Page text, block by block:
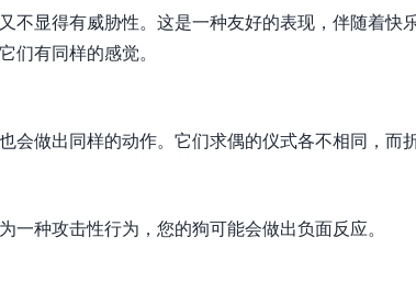
不显得有威胁性。这是一种友好的表现，伴随着快
有同样的感觉。
会做出同样的动作。它们求偶的仪式各不相同，而
种攻击性行为，您的狗可能会做出负面反应。